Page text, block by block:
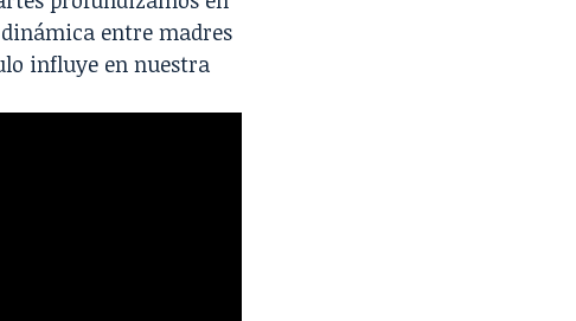
entre madres
influye en nuestra